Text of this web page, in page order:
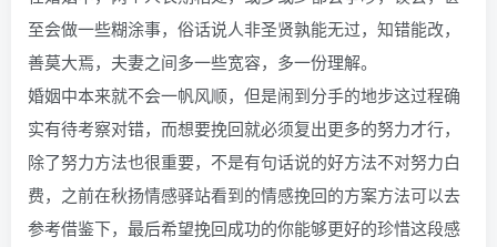
至会做一些糊涂事，俗话说人非圣贤孰能无过，知错能改，
善莫大焉，夫妻之间多一些宽容，多一份理解。
婚姻中本来就不会一帆风顺，但是闹到分手的地步这过程确
实有待考察对错，而想要挽回就必须复出更多的努力才行，
除了努力方法也很重要，不是有句话说的好方法不对努力白
费，之前在秋扬情感驿站看到的情感挽回的方案方法可以去
参考借鉴下，最后希望挽回成功的你能够更好的珍惜这段感